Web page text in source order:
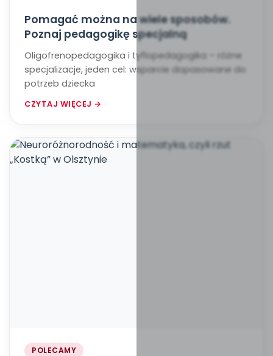
Pomagać można na wiele sposobów.
Poznaj pedagogikę specjalną
Oligofrenopedagogika i tyflopedagogika – różne
specjalizacje, jeden cel: wsparcie dopasowane do
potrzeb dziecka
CZYTAJ WIĘCEJ →
POLECAMY